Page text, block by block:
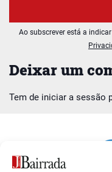
Deixar um
Tem de iniciar a sessão
Ao subscrever está a